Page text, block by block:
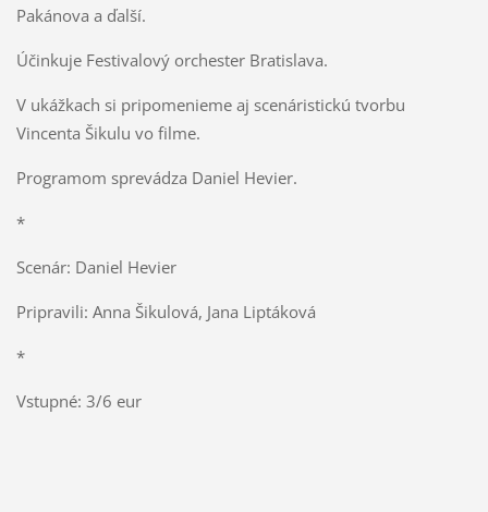
Pakánova a ďalší.
Účinkuje Festivalový orchester Bratislava.
V ukážkach si pripomenieme aj scenáristickú tvorbu
Vincenta Šikulu vo filme.
Programom sprevádza Daniel Hevier.
*
Scenár: Daniel Hevier
Pripravili: Anna Šikulová, Jana Liptáková
*
Vstupné: 3/6 eur